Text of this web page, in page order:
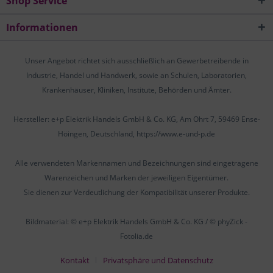
Informationen
Unser Angebot richtet sich ausschließlich an Gewerbetreibende in
Industrie, Handel und Handwerk, sowie an Schulen, Laboratorien,
Krankenhäuser, Kliniken, Institute, Behörden und Ämter.
Hersteller: e+p Elektrik Handels GmbH & Co. KG, Am Ohrt 7, 59469 Ense-
Höingen, Deutschland, https://www.e-und-p.de
Alle verwendeten Markennamen und Bezeichnungen sind eingetragene
Warenzeichen und Marken der jeweiligen Eigentümer.
Sie dienen zur Verdeutlichung der Kompatibilität unserer Produkte.
Bildmaterial: © e+p Elektrik Handels GmbH & Co. KG / © phyZick -
Fotolia.de
Kontakt
Privatsphäre und Datenschutz